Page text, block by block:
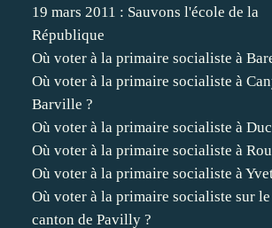
19 mars 2011 : Sauvons l'école de la
République
Où voter à la primaire socialiste à
Où voter à la primaire socialiste à
Barville ?
Où voter à la primaire socialiste à
Où voter à la primaire socialiste à
Où voter à la primaire socialiste à
Où voter à la primaire socialiste sur le
canton de Pavilly ?